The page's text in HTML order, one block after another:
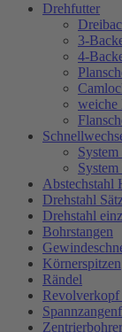
Drehfutter
3-
4-
weiche
Abstechstahl
Drehstahl
Drehstahl
Bohrstangen
Körnerspitzen
Rändel
Revolverkopf
Zentrierbohrer